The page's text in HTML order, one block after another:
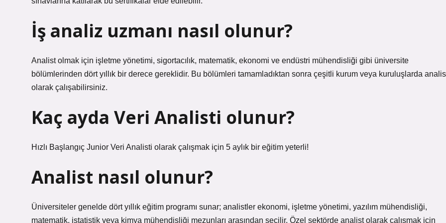
İş analiz uzmanı nasıl olunur?
Analist olmak için işletme yönetimi, sigortacılık, matematik, ekonomi ve endüstri mühendisliği gibi üniversite
bölümlerinden dört yıllık bir derece gereklidir. Bu bölümleri tamamladıktan sonra çeşitli kurum veya kuruluşlarda
olarak çalışabilirsiniz.
Kaç ayda Veri Analisti olunur?
Hızlı Başlangıç ​​Junior Veri Analisti olarak çalışmak için 5 aylık bir eğitim yeterli!
Analist nasıl olunur?
Üniversiteler genelde dört yıllık eğitim programı sunar; analistler ekonomi, işletme yönetimi, yazılım mühendisliği,
matematik, istatistik veya kimya mühendisliği mezunları arasından seçilir. Özel sektörde analist olarak çalışmak için